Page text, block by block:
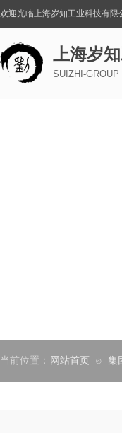
欢迎光临上海岁知工业科技有限
SUIZHI-
上海岁
网站首页 ⊙ 集
当前位置：